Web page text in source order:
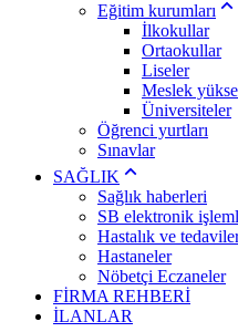
Eğitim kurumları
İlkokullar
Ortaokullar
Liseler
Meslek
Üniversiteler
Öğrenci yurtları
Sınavlar
SAĞLIK
Sağlık haberleri
SB elektronik
Hastalık ve
Hastaneler
Nöbetçi Eczaneler
FİRMA REHBERİ
İLANLAR